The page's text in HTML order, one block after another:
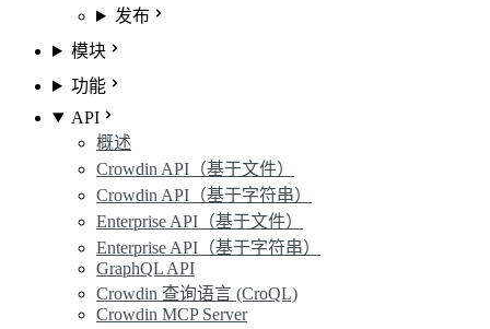
发布
模块
功能
API
概述
Crowdin API（基于文件）
Crowdin API（基于字符串）
Enterprise API（基于文件）
Enterprise API（基于字符串）
GraphQL API
Crowdin 查询语言 (CroQL)
Crowdin MCP Server